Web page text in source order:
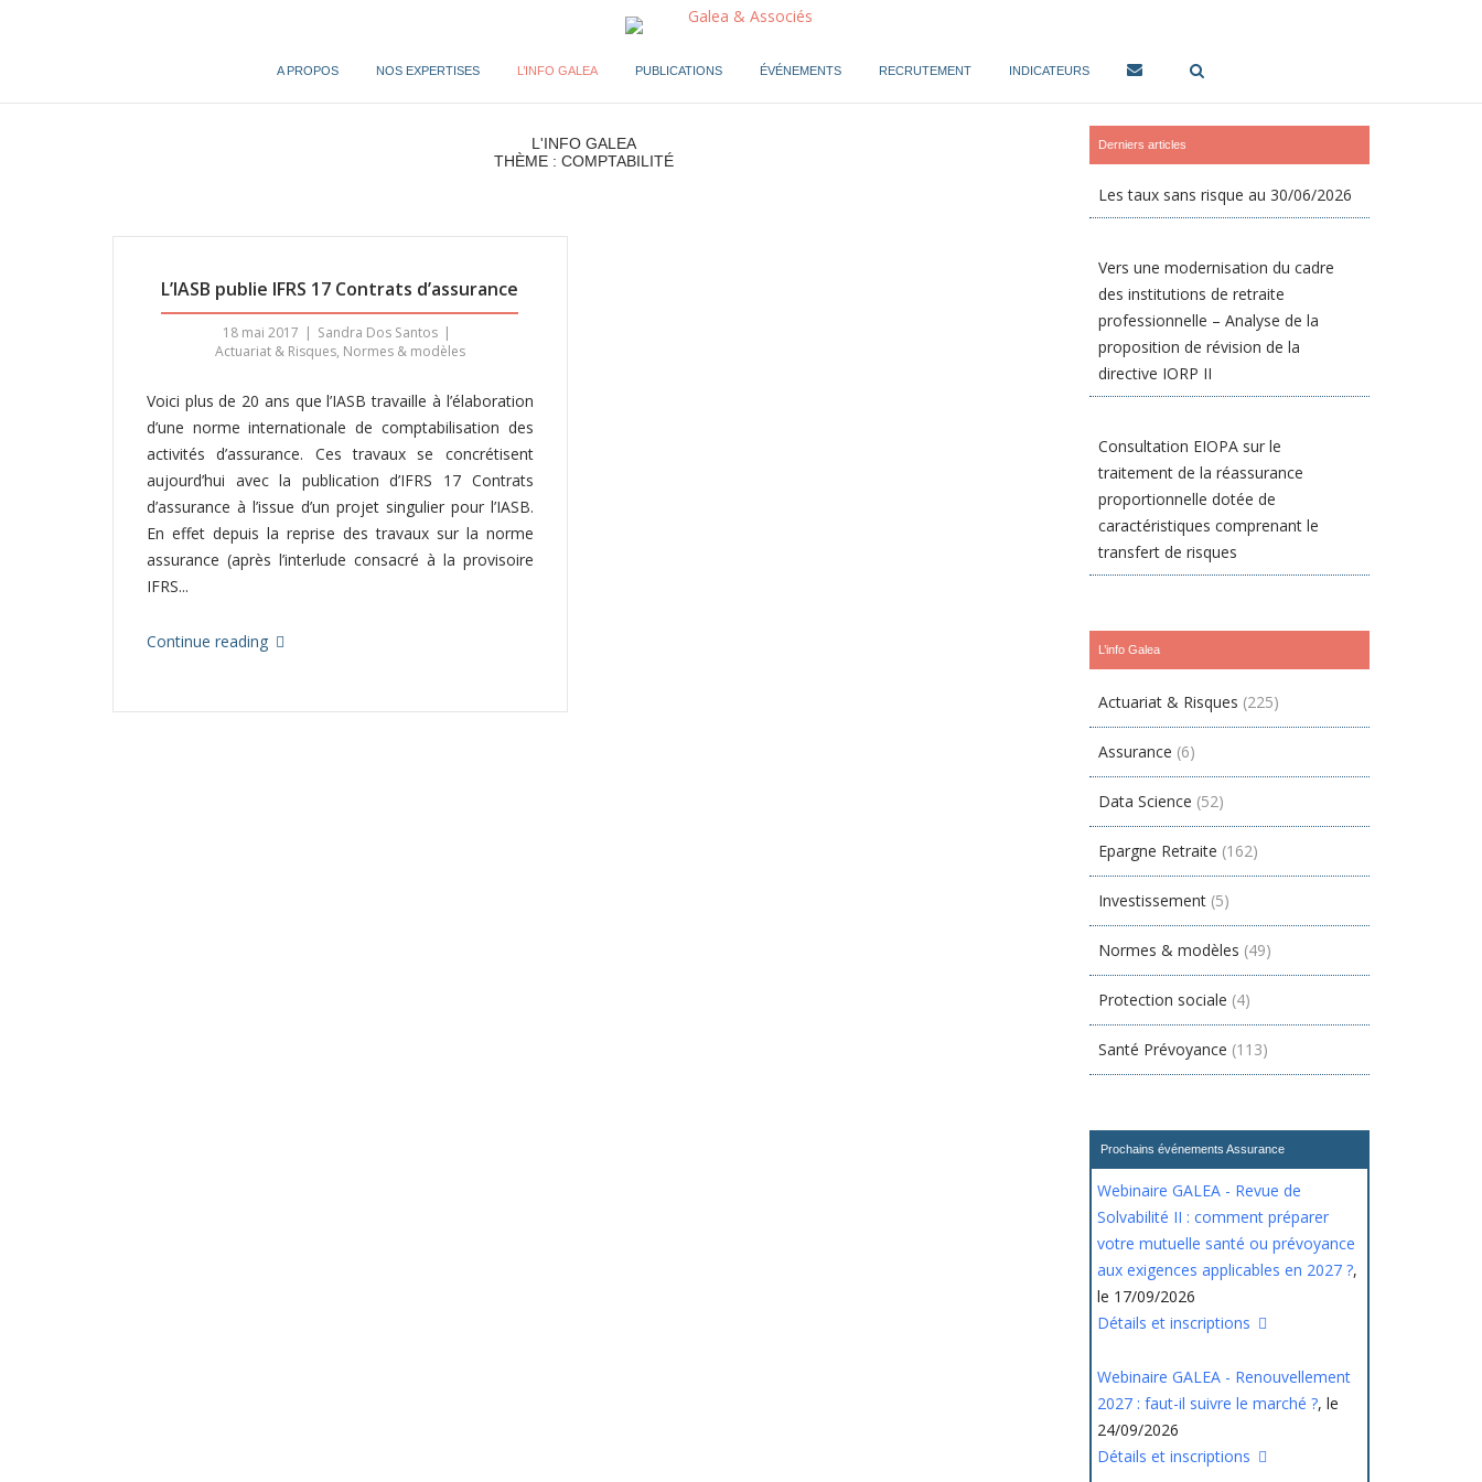
A PROPOS NOS EXPERTISES L’INFO GALEA PUBLICATIONS ÉVÉNEMENTS RECRUTEMENT INDICATEURS
L'INFO GALEA
THÈME : COMPTABILITÉ
L’IASB publie IFRS 17 Contrats d’assurance
18 mai 2017
Sandra Dos Santos
Actuariat & Risques, Normes & modèles
Voici plus de 20 ans que l’IASB travaille à l’élaboration
d’une norme internationale de comptabilisation des
activités d’assurance. Ces travaux se concrétisent
aujourd’hui avec la publication d’IFRS 17 Contrats
d’assurance à l’issue d’un projet singulier pour l’IASB.
En effet depuis la reprise des travaux sur la norme
assurance (après l’interlude consacré à la provisoire
IFRS...
Continue reading
Derniers articles
Les taux sans risque au 30/06/2026
Vers une modernisation du cadre
des institutions de retraite
professionnelle – Analyse de la
proposition de révision de la
directive IORP II
Consultation EIOPA sur le
traitement de la réassurance
proportionnelle dotée de
caractéristiques comprenant le
transfert de risques
L’info Galea
Actuariat & Risques (225)
Assurance (6)
Data Science (52)
Epargne Retraite (162)
Investissement (5)
Normes & modèles (49)
Protection sociale (4)
Santé Prévoyance (113)
Prochains événements Assurance
Webinaire GALEA - Revue de
Solvabilité II : comment préparer
votre mutuelle santé ou prévoyance
aux exigences applicables en 2027 ?,
le 17/09/2026
Détails et inscriptions
Webinaire GALEA - Renouvellement
2027 : faut-il suivre le marché ?, le
24/09/2026
Détails et inscriptions